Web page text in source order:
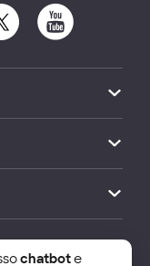
and
chatbote